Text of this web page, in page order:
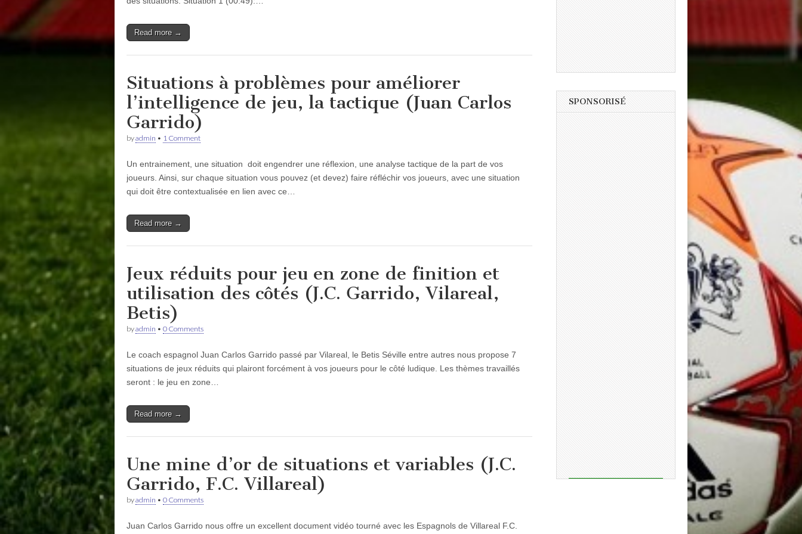
Read more →
Situations à problèmes pour améliorer
l’intelligence de jeu, la tactique (Juan Carlos
Garrido)
byadmin • 1 Comment
Un entrainement, une situation doit engendrer une réflexion, une analyse tactique de la part de vos
joueurs. Ainsi, sur chaque situation vous pouvez (et devez) faire réfléchir vos joueurs, avec une situation
qui doit être contextualisée en lien avec ce…
Read more →
Jeux réduits pour jeu en zone de finition et
utilisation des côtés (J.C. Garrido, Vilareal,
Betis)
byadmin • 0 Comments
Le coach espagnol Juan Carlos Garrido passé par Vilareal, le Betis Séville entre autres nous propose 7
situations de jeux réduits qui plairont forcément à vos joueurs pour le côté ludique. Les thèmes travaillés
seront : le jeu en zone…
Read more →
Une mine d’or de situations et variables (J.C.
Garrido, F.C. Villareal)
byadmin • 0 Comments
Juan Carlos Garrido nous offre un excellent document vidéo tourné avec les Espagnols de Villareal F.C.
SPONSORISÉ